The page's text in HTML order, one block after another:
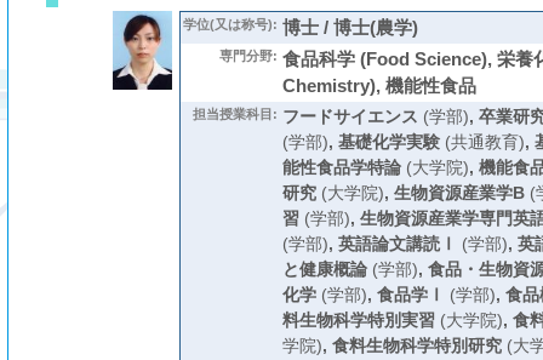
学位(又は称号): 博士 / 博士(農学)
専門分野: 食品科学 (Food Science), 栄
Chemistry), 機能性食品
担当授業科目: フードサイエンス (学部), 卒業研
(学部), 基礎化学実験(共通教育),
能性食品学特論(大学院), 機能食
研究(大学院), 生物資源産業学B(
習(学部), 生物資源産業学専門英
(学部), 英語論文講読Ⅰ (学部), 英
と健康概論(学部), 食品・生物資
化学(学部), 食品学Ⅰ (学部), 食品
料生物科学特別実習(大学院), 食
学院), 食料生物科学特別研究(大